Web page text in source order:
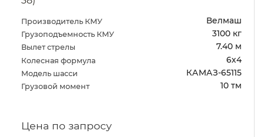
Грузоподъемность КМУ 3100 кг
Вылет стрелы 7.40 м
Колесная формула 6х4
Модель шасси КАМАЗ-65115
Грузовой момент 10 тм